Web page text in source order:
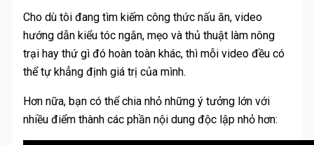
Cho dù tôi đang tìm kiếm công thức nấu ăn, video
hướng dẫn kiểu tóc ngắn, mẹo và thủ thuật làm nông
trại hay thứ gì đó hoàn toàn khác, thì mỗi video đều có
thể tự khẳng định giá trị của mình.
Hơn nữa, bạn có thể chia nhỏ những ý tưởng lớn với
nhiều điểm thành các phần nội dung độc lập nhỏ hơn: